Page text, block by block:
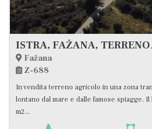
Fažana
Z-688
In vendita terreno agricolo in una zona
lontano dal mare e dalle famose spiagge.
m2...